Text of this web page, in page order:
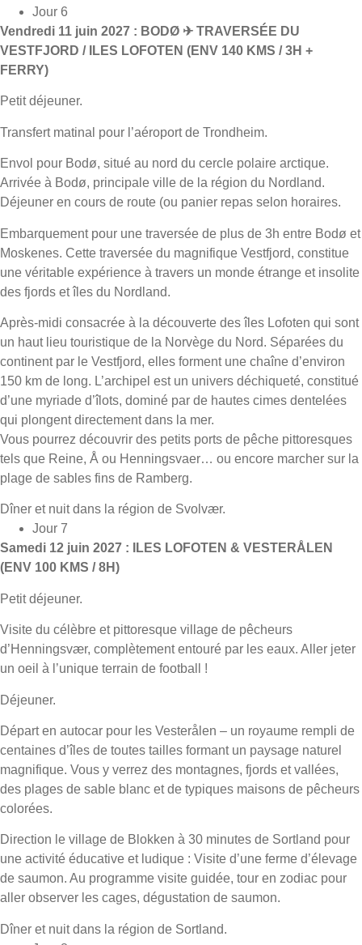
Jour 6
Vendredi 11 juin 2027 : BODØ ✈ TRAVERSÉE DU
VESTFJORD / ILES LOFOTEN (ENV 140 KMS / 3H +
FERRY)
Petit déjeuner.
Transfert matinal pour l’aéroport de Trondheim.
Envol pour Bodø, situé au nord du cercle polaire arctique.
Arrivée à Bodø, principale ville de la région du Nordland.
Déjeuner en cours de route (ou panier repas selon horaires.
Embarquement pour une traversée de plus de 3h entre Bodø et
Moskenes. Cette traversée du magnifique Vestfjord, constitue
une véritable expérience à travers un monde étrange et insolite
des fjords et îles du Nordland.
Après-midi consacrée à la découverte des îles Lofoten qui sont
un haut lieu touristique de la Norvège du Nord. Séparées du
continent par le Vestfjord, elles forment une chaîne d’environ
150 km de long. L’archipel est un univers déchiqueté, constitué
d’une myriade d’îlots, dominé par de hautes cimes dentelées
qui plongent directement dans la mer.
Vous pourrez découvrir des petits ports de pêche pittoresques
tels que Reine, Å ou Henningsvaer… ou encore marcher sur la
plage de sables fins de Ramberg.
Dîner et nuit dans la région de Svolvær.
Jour 7
Samedi 12 juin 2027 : ILES LOFOTEN & VESTERÅLEN
(ENV 100 KMS / 8H)
Petit déjeuner.
Visite du célèbre et pittoresque village de pêcheurs
d’Henningsvær, complètement entouré par les eaux. Aller jeter
un oeil à l’unique terrain de football !
Déjeuner.
Départ en autocar pour les Vesterålen – un royaume rempli de
centaines d’îles de toutes tailles formant un paysage naturel
magnifique. Vous y verrez des montagnes, fjords et vallées,
des plages de sable blanc et de typiques maisons de pêcheurs
colorées.
Direction le village de Blokken à 30 minutes de Sortland pour
une activité éducative et ludique : Visite d’une ferme d’élevage
de saumon. Au programme visite guidée, tour en zodiac pour
aller observer les cages, dégustation de saumon.
Dîner et nuit dans la région de Sortland.